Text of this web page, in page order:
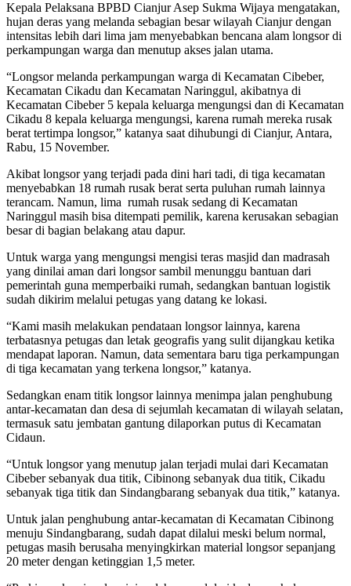
Kepala Pelaksana BPBD Cianjur Asep Sukma Wijaya mengatakan,
hujan deras yang melanda sebagian besar wilayah Cianjur dengan
intensitas lebih dari lima jam menyebabkan bencana alam longsor di
perkampungan warga dan menutup akses jalan utama.
“Longsor melanda perkampungan warga di Kecamatan Cibeber,
Kecamatan Cikadu dan Kecamatan Naringgul, akibatnya di
Kecamatan Cibeber 5 kepala keluarga mengungsi dan di Kecamatan
Cikadu 8 kepala keluarga mengungsi, karena rumah mereka rusak
berat tertimpa longsor,” katanya saat dihubungi di Cianjur, Antara,
Rabu, 15 November.
Akibat longsor yang terjadi pada dini hari tadi, di tiga kecamatan
menyebabkan 18 rumah rusak berat serta puluhan rumah lainnya
terancam. Namun, lima rumah rusak sedang di Kecamatan
Naringgul masih bisa ditempati pemilik, karena kerusakan sebagian
besar di bagian belakang atau dapur.
Untuk warga yang mengungsi mengisi teras masjid dan madrasah
yang dinilai aman dari longsor sambil menunggu bantuan dari
pemerintah guna memperbaiki rumah, sedangkan bantuan logistik
sudah dikirim melalui petugas yang datang ke lokasi.
“Kami masih melakukan pendataan longsor lainnya, karena
terbatasnya petugas dan letak geografis yang sulit dijangkau ketika
mendapat laporan. Namun, data sementara baru tiga perkampungan
di tiga kecamatan yang terkena longsor,” katanya.
Sedangkan enam titik longsor lainnya menimpa jalan penghubung
antar-kecamatan dan desa di sejumlah kecamatan di wilayah selatan,
termasuk satu jembatan gantung dilaporkan putus di Kecamatan
Cidaun.
“Untuk longsor yang menutup jalan terjadi mulai dari Kecamatan
Cibeber sebanyak dua titik, Cibinong sebanyak dua titik, Cikadu
sebanyak tiga titik dan Sindangbarang sebanyak dua titik,” katanya.
Untuk jalan penghubung antar-kecamatan di Kecamatan Cibinong
menuju Sindangbarang, sudah dapat dilalui meski belum normal,
petugas masih berusaha menyingkirkan material longsor sepanjang
20 meter dengan ketinggian 1,5 meter.